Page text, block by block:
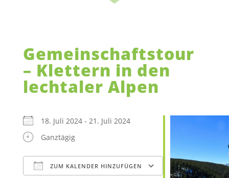
Gemeinschaftstour
– Klettern in den
lechtaler Alpen
18. Juli 2024 - 21. Juli 2024
Ganztägig
ZUM KALENDER HINZUFÜGEN